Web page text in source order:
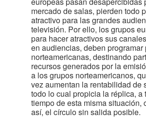
mercado de salas, pierden todo
atractivo para las grandes
televisión. Por ello, los grupos
para hacer atractivos sus
en audiencias, deben
norteamericanas, destinando
recursos generados por la
a los grupos norteamericanos,
vez aumentan la rentabilidad de
todo lo cual propicia la réplica, a
tiempo de esta misma situación,
así, el círculo sin salida posible.